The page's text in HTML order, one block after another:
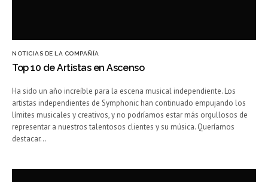
NOTICIAS DE LA COMPAÑÍA
Top 10 de Artistas en Ascenso
Ha sido un año increíble para la escena musical independiente. Los
artistas independientes de Symphonic han continuado empujando los
límites musicales y creativos, y no podríamos estar más orgullosos de
representar a nuestros talentosos clientes y su música. Queríamos
destacar…